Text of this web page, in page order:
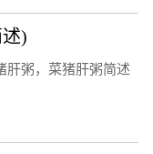
)
肝粥，菜猪肝粥简述